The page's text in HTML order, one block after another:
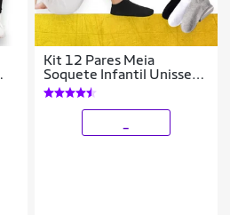
Kit 12 Pares Meia
Soquete Infantil Unissex
Branca Preta Sortida 30-
36 917